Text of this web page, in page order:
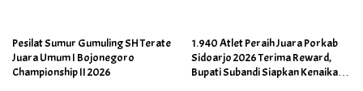
Pesilat Sumur Gumuling SH Terate
Juara Umum I Bojonegoro
Championship II 2026
1.940 Atlet Peraih Juara Porkab
Sidoarjo 2026 Terima Reward,
Bupati Subandi Siapkan Kenaikan